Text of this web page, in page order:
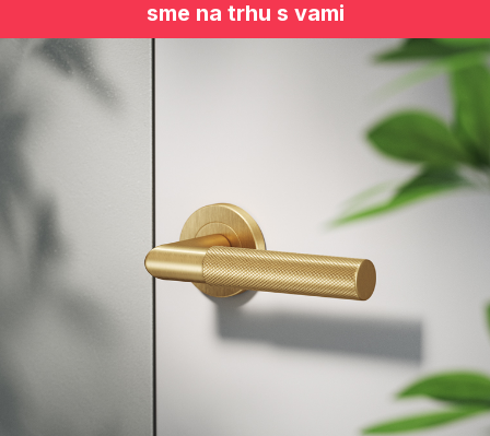
sme na trhu s vami